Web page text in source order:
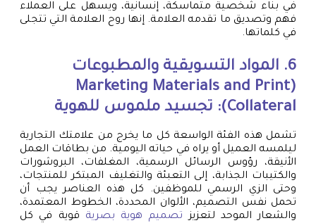
في بناء شخصية متماسكة، إنسانية، ويسهل على العملاء
فهم وتصديق ما تقدمه العلامة. إنها روح العلامة التي تتجلى
في كلماتها.
6. المواد التسويقية والمطبوعات
(Marketing Materials and Print
Collateral): تجسيد ملموس للهوية
تشمل هذه الفئة الواسعة كل ما يخرج من علامتك التجارية
ليلمسه العميل أو يراه في حياته اليومية. من بطاقات العمل
الأنيقة، رؤوس الرسائل الرسمية، المغلفات، البروشورات
والكتيبات الجذابة، إلى التعبئة والتغليف المبتكر للمنتجات،
وحتى الزي الرسمي للموظفين. كل هذه العناصر يجب أن
تحمل نفس التصميم، الألوان المحددة، الخطوط المعتمدة،
والشعار الموحد لتعزيز تصميم هوية بصرية قوية في كل